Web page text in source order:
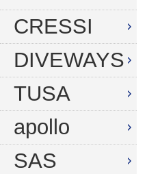
アワビオコシ
その他
フック
ダイブコンピューター
マスク
フィン
ドライスーツ用フィン
ブーツ
ウィンターグローブ
CRESSI
DIVEWAYS
TUSA
apollo
SAS